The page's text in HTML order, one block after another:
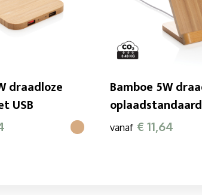
draadloze
USB
Bamboe 5W
oplaadstandaard
vanaf € 11,64